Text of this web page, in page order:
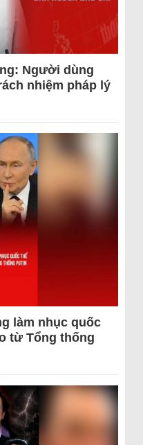
Người dùng
nhiệm pháp lý
làm nhục quốc
từ Tổng thống